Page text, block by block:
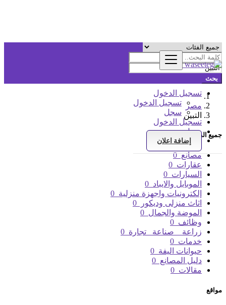
تسجيل الدخول
تسجيل الدخول
سجل
تسجيل الدخول
سجل
إضافة اعلان
بحث
مصر
التبين
جميع الفئات
مصانع
عقارات
السيارات
الموبايل والايباد
إلكترونيات واجهزة منزلية
اثاث منزلى وديكور
الموضة والجمال
وظائف
زراعة _ صناعة _تجارة
خدمات
حيوانات اليفة
دليل المصانع
مقالات
مواقع